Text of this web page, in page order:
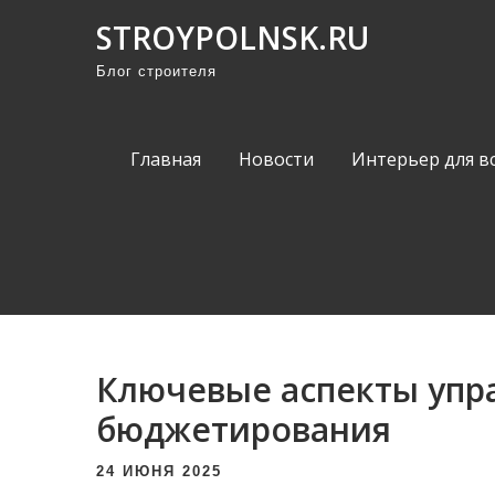
STROYPOLNSK.RU
Блог строителя
Главная Новости Интерьер для
Ключевые аспекты
бюджетирования
24 ИЮНЯ 2025